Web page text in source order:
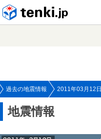
過去の地震情報 2011年03月12日
地震情報